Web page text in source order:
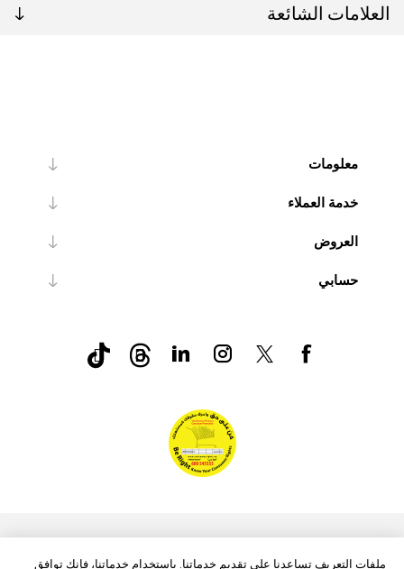
العلامات الشائعة
معلومات
خدمة العملاء
العروض
حسابي
ملفات التعريف تساعدنا على تقديم خدماتنا. باستخدام خدماتنا، فإنك توافق